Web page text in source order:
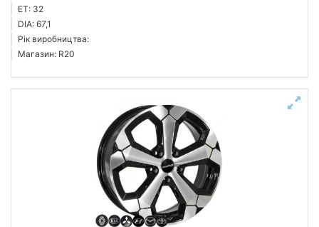
ET: 32
DIA: 67,1
Рік виробництва:
Магазин: R20